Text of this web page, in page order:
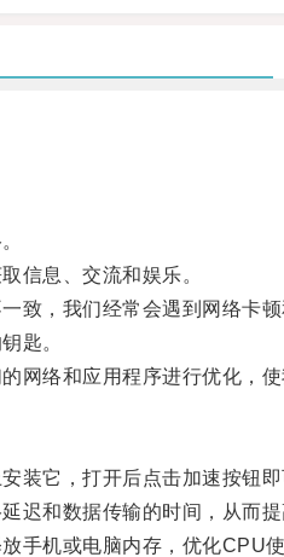
息、交流和娱乐。
，我们经常会遇到网络卡顿
匙。
络和应用程序进行优化，使
它，打开后点击加速按钮即
和数据传输的时间，从而提
机或电脑内存，优化CPU使